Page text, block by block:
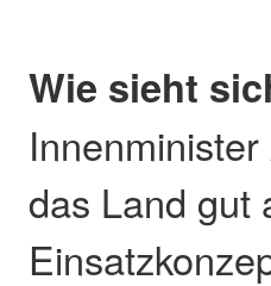
Wie sieht
das Land gut